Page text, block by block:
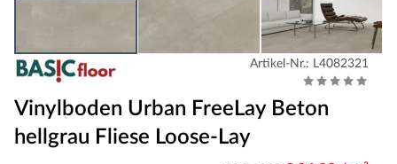
Artikel-Nr.: L4082321
Vinylboden Urban FreeLay Beton
hellgrau Fliese Loose-Lay